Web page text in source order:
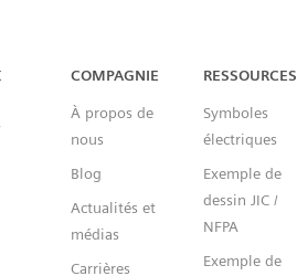
Capital™ X Panel Designer
COMPAGNIE
À propos de
nous
Blog
Actualités et
médias
Carrières
RESSOURCES
Symboles
électriques
Exemple de
dessin JIC /
NFPA
Exemple de